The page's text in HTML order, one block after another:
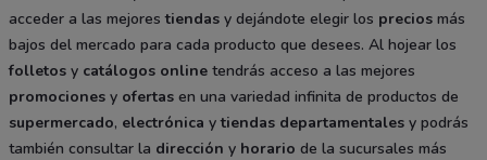
acceder a las mejorestiendas y dejándote elegir los precios más
bajos del mercado para cada producto que desees. Al hojear los
folletos y catálogos online tendrás acceso a las mejores
promociones y ofertas en una variedad infinita de productos de
supermercado, electrónica ytiendas departamentales y podrás
también consultar la dirección y horario de la sucursales más